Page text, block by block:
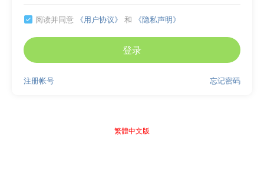
 阅读并同意 《用户协议》 和 《隐私声明》
登录
忘记密码
注册帐号
繁體中文版